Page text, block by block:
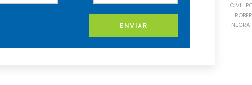
ENVIAR
CIVIL
NEGRA